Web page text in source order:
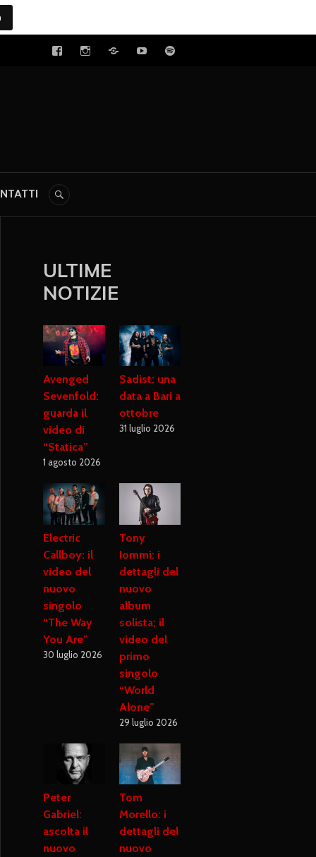
ULTIME
NOTIZIE
Avenged
Sevenfold:
guarda il
video di
“Statica”
1 agosto 2026
Sadist: una
data a Bari a
ottobre
31 luglio 2026
Electric
Callboy: il
video del
nuovo
singolo
“The Way
You Are”
30 luglio 2026
Tony
Iommi: i
dettagli del
nuovo
album
solista; il
video del
primo
singolo
“World
Alone”
29 luglio 2026
Peter
Gabriel:
ascolta il
nuovo
Tom
Morello: i
dettagli del
nuovo